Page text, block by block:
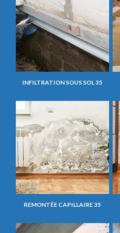
INFILTRATION SOUS SOL 35
REMONTÉE CAPILLAIRE 35